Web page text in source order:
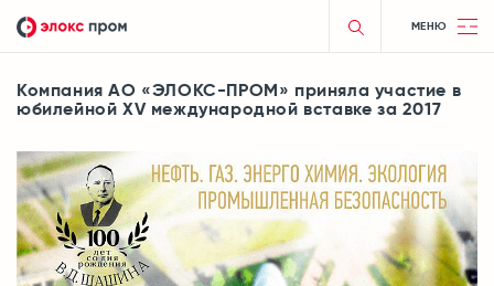
МЕНЮ
Компания АО «ЭЛОКС-ПРОМ» приняла участие в
юбилейной XV международной вставке за 2017